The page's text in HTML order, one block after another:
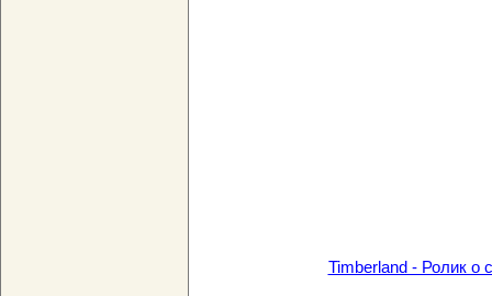
Timberland - Ролик о